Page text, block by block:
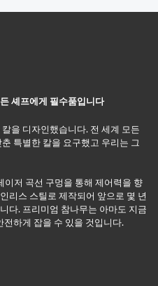
셰프에게 필수품입니다
을 디자인했습니다. 전 세계 모든
특별한 칼을 요구했고 우리는 그
이저 곡선 구멍을 통해 제어력을 향
리스 스틸로 제작되어 앞으로 몇 년
다. 프리미엄 참나무는 아마도 지금
전하게 잡을 수 있을 것입니다.